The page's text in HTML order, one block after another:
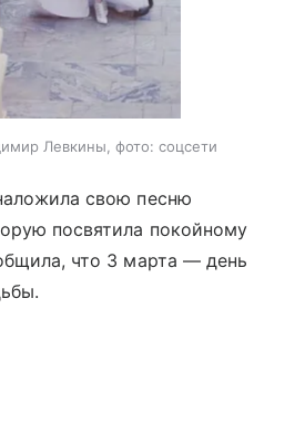
Левкины, фото: соцсети
свою песню
посвятила покойному
что 3 марта — день